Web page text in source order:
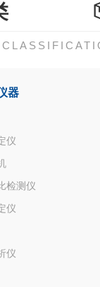
器
仪
检测仪
仪
仪